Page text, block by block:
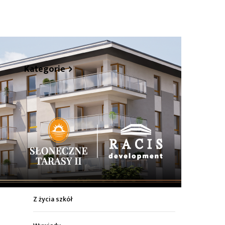
Kategorie
Z życia miasta
Sport
Kultura
Wiadomości z regionu
Z życia szkół